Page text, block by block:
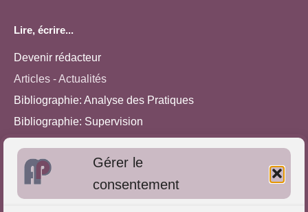
Gérer le
consentement
Lire, écrire...
Devenir rédacteur
Articles - Actualités
Bibliographie: Analyse des Pratiques
Bibliographie: Supervision
Approches de l'Analyse des pratiques